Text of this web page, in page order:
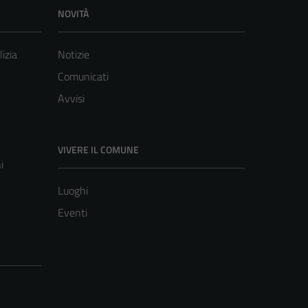
NOVITÀ
Notizie
Comunicati
Avvisi
VIVERE IL COMUNE
Luoghi
Eventi